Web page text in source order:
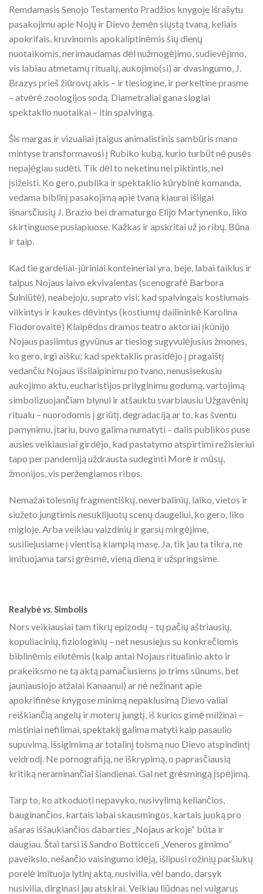
Remdamasis Senojo Testamento Pradžios knygoje išrašytu
pasakojimu apie Nojų ir Dievo žemėn siųstą tvaną, keliais
apokrifais, kruvinomis apokaliptinėmis šių dienų
nuotaikomis, nerimaudamas dėl nužmogėjimo, sudievėjimo,
vis labiau atmetamų ritualų, aukojimo(si) ar dvasingumo, J.
Brazys prieš žiūrovų akis – ir tiesiogine, ir perkeltine prasme
– atvėrė zoologijos sodą. Diametraliai gana slogiai
spektaklio nuotaikai – itin spalvingą.
Šis margas ir vizualiai įtaigus animalistinis sambūris mano
mintyse transformavosi į Rubiko kubą, kurio turbūt nė pusės
nepajėgiau sudėti. Tik dėl to neketinu nei piktintis, nei
įsižeisti. Ko gero, publika ir spektaklio kūrybinė komanda,
vedama biblinį pasakojimą apie tvaną kiaurai išilgai
išnarsčiusių J. Brazio bei dramaturgo Elijo Martynenko, liko
skirtinguose puslapiuose. Kažkas ir apskritai už jo ribų. Būna
ir taip.
Kad tie gardeliai-jūriniai konteineriai yra, beje, labai taiklus ir
talpus Nojaus laivo ekvivalentas (scenografė Barbora
Šulniūtė), neabejoju, suprato visi; kad spalvingais kostiumais
vilkintys ir kaukes dėvintys (kostiumų dailininkė Karolina
Fiodorovaitė) Klaipėdos dramos teatro aktoriai įkūnijo
Nojaus pasiimtus gyvūnus ar tiesiog sugyvulėjusius žmones,
ko gero, irgi aišku; kad spektaklis prasidėjo į pragaištį
vedančiu Nojaus išsilaipinimu po tvano, nenusisekusiu
aukojimo aktu, eucharistijos prilyginimu godumą, vartojimą
simbolizuojančiam blynui ir atšauktu svarbiausiu Užgavėnių
ritualu – nuorodomis į griūtį, degradaciją ar to, kas šventu
pamynimu, įtariu, buvo galima numatyti – dalis publikos puse
ausies veikiausiai girdėjo, kad pastatymo atspirtimi režisieriui
tapo per pandemiją uždrausta sudeginti Morė ir mūsų,
žmonijos, vis peržengiamos ribos.
Nemažai tolesnių fragmentiškų, neverbalinių, laiko, vietos ir
siužeto jungtimis nesuklijuotų scenų daugeliui, ko gero, liko
migloje. Arba veikiau vaizdinių ir garsų mirgėjime,
susiliejusiame į vientisą klampią masę. Ja, tik jau ta tikra, ne
imituojama tarsi grėsmė, vieną dieną ir užspringsime.
Realybėvs.Simbolis
Nors veikiausiai tam tikrų epizodų – tų pačių aštriausių,
kopuliacinių, fiziologinių – net nesusiejus su konkrečiomis
biblinėmis eilutėmis (kaip antai Nojaus ritualinio akto ir
prakeiksmo ne tą aktą pamačiusiems jo trims sūnums, bet
jauniausiojo atžalai Kanaanui) ar nė nežinant apie
apokrifinėse knygose minimą nepaklusimą Dievo valiai
reiškiančią angelų ir moterų jungtį, iš kurios gimė milžinai –
mistiniai nefilimai, spektaklį galima matyti kaip pasaulio
supuvimą, išsigimimą ar totalinį tolsmą nuo Dievo atspindintį
veidrodį. Ne pornografiją, ne iškrypimą, o paprasčiausią
kritiką neraminančiai šiandienai. Gal net grėsmingą įspėjimą.
Tarp to, ko atkoduoti nepavyko, nusivylimą keliančios,
bauginančios, kartais labai skausmingos, kartais juoką pro
ašaras iššaukiančios dabarties „Nojaus arkoje“ būta ir
daugiau. Štai tarsi iš Sandro Botticceli „Veneros gimimo“
paveikslo, nešančio vaisingumo idėją, išlipusi rožinių paršiukų
porelė imituoja lytinį aktą, nusivilia, vėl bando, darsyk
nusivilia, dirginasi jau atskirai. Veikiau liūdnas nei vulgarus